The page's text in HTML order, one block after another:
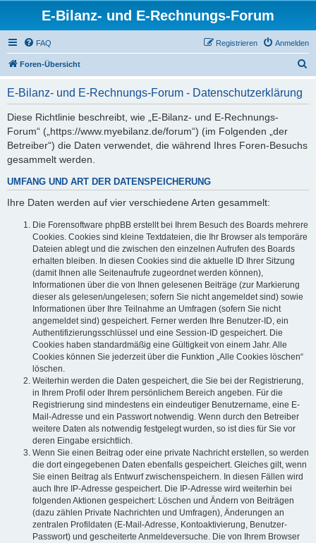
E-Bilanz- und E-Rechnungs-Forum
FAQ Anmelden
Registrieren
Foren-Übersicht
E-Bilanz- und E-Rechnungs-Forum - Datenschutzerklärung
Diese Richtlinie beschreibt, wie „E-Bilanz- und E-Rechnungs-
Forum“ („https://www.myebilanz.de/forum“) (im Folgenden „der
Betreiber“) die Daten verwendet, die während Ihres Foren-Besuchs
gesammelt werden.
UMFANG UND ART DER DATENSPEICHERUNG
Ihre Daten werden auf vier verschiedene Arten gesammelt:
Die Forensoftware phpBB erstellt bei Ihrem Besuch des Boards mehrere
Cookies. Cookies sind kleine Textdateien, die Ihr Browser als temporäre
Dateien ablegt und die zwischen den einzelnen Aufrufen des Boards
erhalten bleiben. In diesen Cookies sind die aktuelle ID Ihrer Sitzung
(damit Ihnen alle Seitenaufrufe zugeordnet werden können),
Informationen über die von Ihnen gelesenen Beiträge (zur Markierung
dieser als gelesen/ungelesen; sofern Sie nicht angemeldet sind) sowie
Informationen über Ihre Teilnahme an Umfragen (sofern Sie nicht
angemeldet sind) gespeichert. Ferner werden Ihre Benutzer-ID, ein
Authentifizierungsschlüssel und eine Session-ID gespeichert. Die
Cookies haben standardmäßig eine Gültigkeit von einem Jahr. Alle
Cookies können Sie jederzeit über die Funktion „Alle Cookies löschen“
löschen.
Weiterhin werden die Daten gespeichert, die Sie bei der Registrierung,
in Ihrem Profil oder Ihrem persönlichem Bereich angeben. Für die
Registrierung sind mindestens ein eindeutiger Benutzername, eine E-
Mail-Adresse und ein Passwort notwendig. Wenn durch den Betreiber
weitere Daten als notwendig festgelegt wurden, so ist dies für Sie vor
deren Eingabe ersichtlich.
Wenn Sie einen Beitrag oder eine private Nachricht erstellen, so werden
die dort eingegebenen Daten ebenfalls gespeichert. Gleiches gilt, wenn
Sie einen Beitrag als Entwurf zwischenspeichern. In diesen Fällen wird
auch Ihre IP-Adresse gespeichert. Die IP-Adresse wird weiterhin bei
folgenden Aktionen gespeichert: Löschen und Ändern von Beiträgen
(dazu zählen Private Nachrichten und Umfragen), Änderungen an
zentralen Profildaten (E-Mail-Adresse, Kontoaktivierung, Benutzer-
Passwort) und gescheiterte Anmeldeversuche. Die von Ihrem Browser